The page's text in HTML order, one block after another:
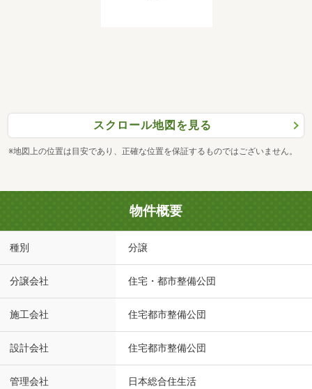
スクロール地図を見る
※地図上の位置は目安であり、正確な位置を保証するものではございません。
物件概要
種別 分譲
分譲会社 住宅・都市整備公団
施工会社 住宅都市整備公団
設計会社 住宅都市整備公団
管理会社 日本総合住生活